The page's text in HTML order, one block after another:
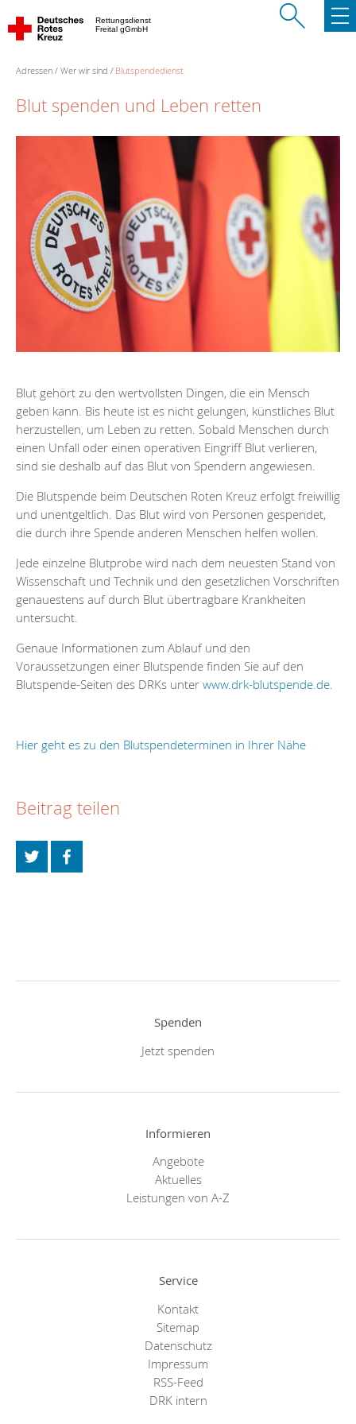
Rettungsdienst
Freital gGmbH
Adressen Wer wir sind Blutspendedienst
Blut spenden und Leben retten
Blut gehört zu den wertvollsten Dingen, die ein Mensch
geben kann. Bis heute ist es nicht gelungen, künstliches Blut
herzustellen, um Leben zu retten. Sobald Menschen durch
einen Unfall oder einen operativen Eingriff Blut verlieren,
sind sie deshalb auf das Blut von Spendern angewiesen.
Die Blutspende beim Deutschen Roten Kreuz erfolgt freiwillig
und unentgeltlich. Das Blut wird von Personen gespendet,
die durch ihre Spende anderen Menschen helfen wollen.
Jede einzelne Blutprobe wird nach dem neuesten Stand von
Wissenschaft und Technik und den gesetzlichen Vorschriften
genauestens auf durch Blut übertragbare Krankheiten
untersucht.
Genaue Informationen zum Ablauf und den
Voraussetzungen einer Blutspende finden Sie auf den
Blutspende-Seiten des DRKs unter www.drk-blutspende.de.
Hier geht es zu den Blutspendeterminen in Ihrer Nähe
Beitrag teilen
Spenden
Jetzt spenden
Informieren
Angebote
Aktuelles
Leistungen von A-Z
Service
Kontakt
Sitemap
Datenschutz
Impressum
RSS-Feed
DRK intern